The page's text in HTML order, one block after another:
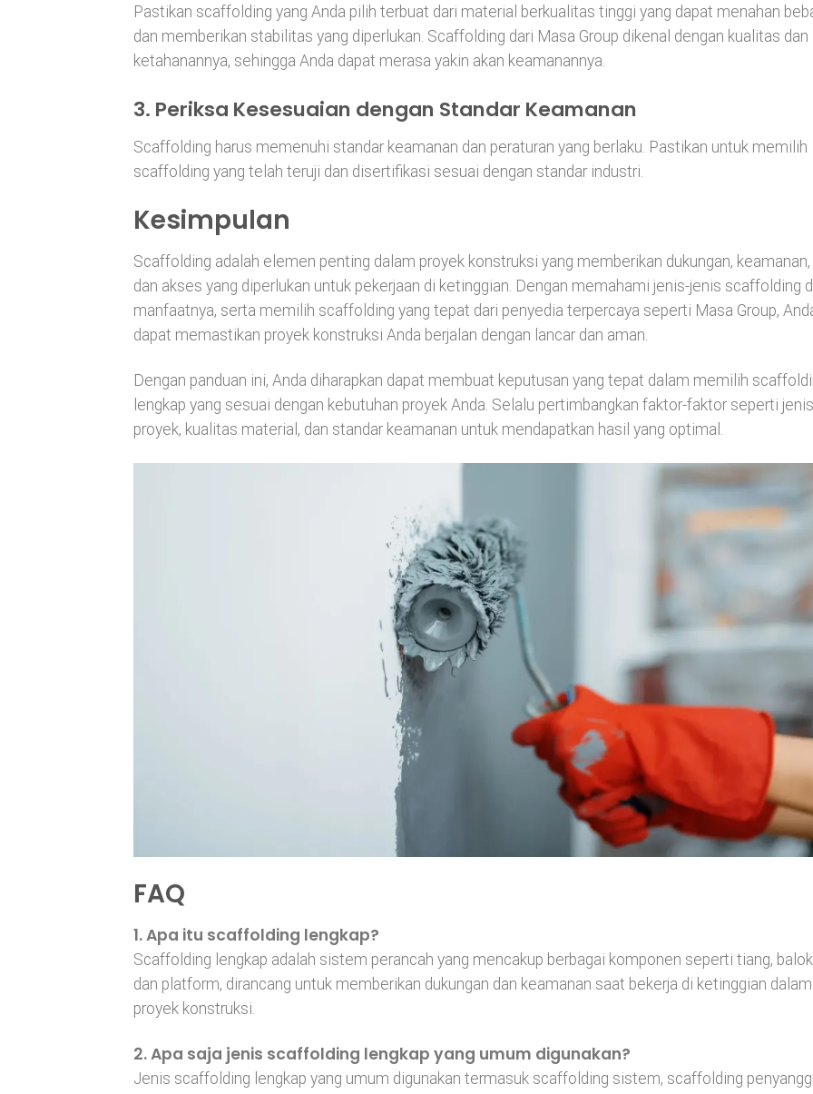
Pastikan scaffolding yang Anda pilih terbuat dari material berkualitas tinggi yang dapat menahan
dan memberikan stabilitas yang diperlukan. Scaffolding dari Masa Group dikenal dengan kualitas dan
ketahanannya, sehingga Anda dapat merasa yakin akan keamanannya.
3. Periksa Kesesuaian dengan Standar Keamanan
Scaffolding harus memenuhi standar keamanan dan peraturan yang berlaku. Pastikan untuk memilih
scaffolding yang telah teruji dan disertifikasi sesuai dengan standar industri.
Kesimpulan
Scaffolding adalah elemen penting dalam proyek konstruksi yang memberikan dukungan, keamanan,
dan akses yang diperlukan untuk pekerjaan di ketinggian. Dengan memahami jenis-jenis scaffolding
manfaatnya, serta memilih scaffolding yang tepat dari penyedia terpercaya seperti Masa Group,
dapat memastikan proyek konstruksi Anda berjalan dengan lancar dan aman.
Dengan panduan ini, Anda diharapkan dapat membuat keputusan yang tepat dalam memilih
lengkap yang sesuai dengan kebutuhan proyek Anda. Selalu pertimbangkan faktor-faktor seperti jenis
proyek, kualitas material, dan standar keamanan untuk mendapatkan hasil yang optimal.
FAQ
1. Apa itu scaffolding lengkap?
Scaffolding lengkap adalah sistem perancah yang mencakup berbagai komponen seperti tiang,
dan platform, dirancang untuk memberikan dukungan dan keamanan saat bekerja di ketinggian dalam
proyek konstruksi.
2. Apa saja jenis scaffolding lengkap yang umum digunakan?
Jenis scaffolding lengkap yang umum digunakan termasuk scaffolding sistem, scaffolding